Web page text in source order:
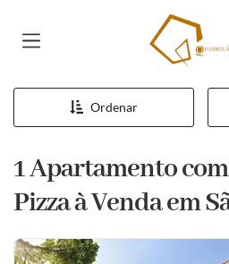
Página
Ordenar
1 Apartamento
Pizza à Venda em